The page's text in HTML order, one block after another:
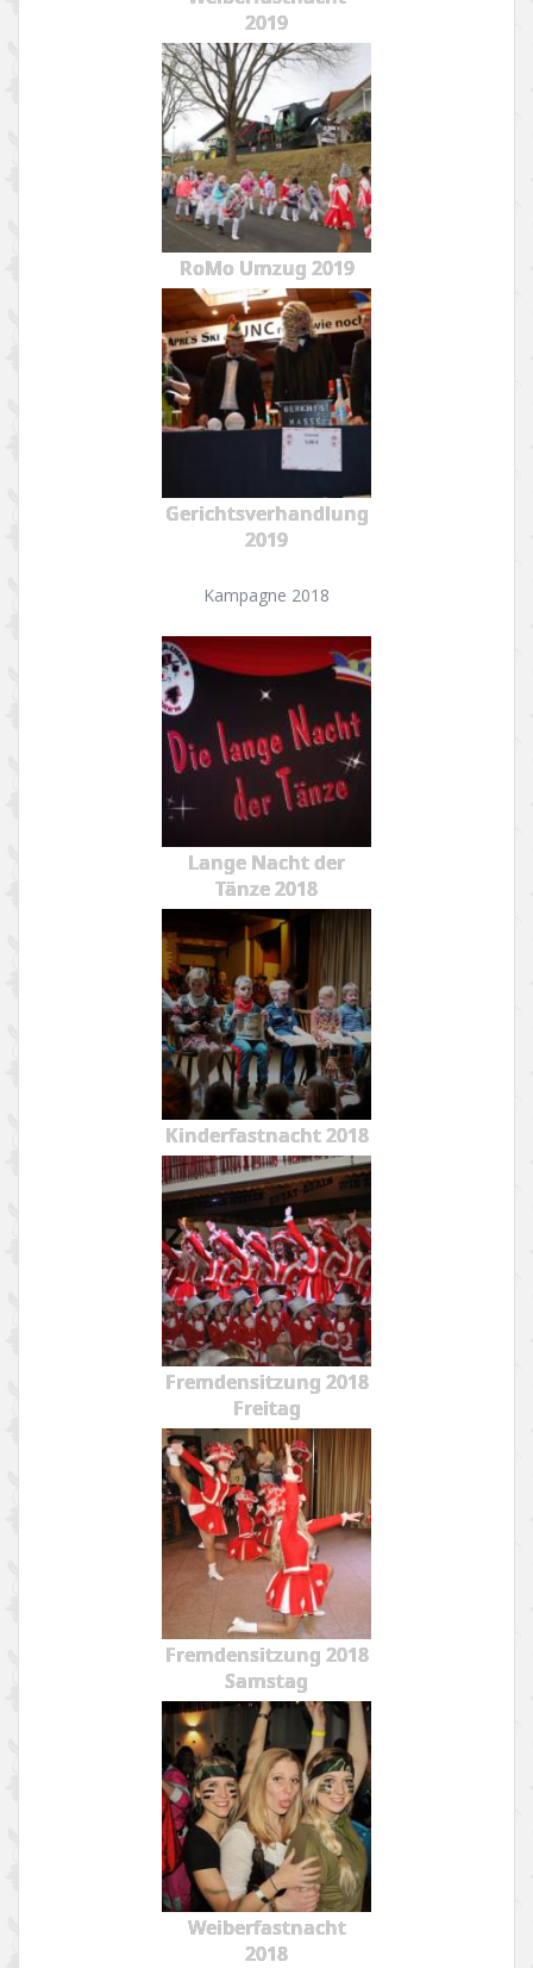
2019
RoMo Umzug 2019
Gerichtsverhandlung
2019
Kampagne 2018
Lange Nacht der
Tänze 2018
Kinderfastnacht 2018
Fremdensitzung 2018
Freitag
Fremdensitzung 2018
Samstag
Weiberfastnacht
2018